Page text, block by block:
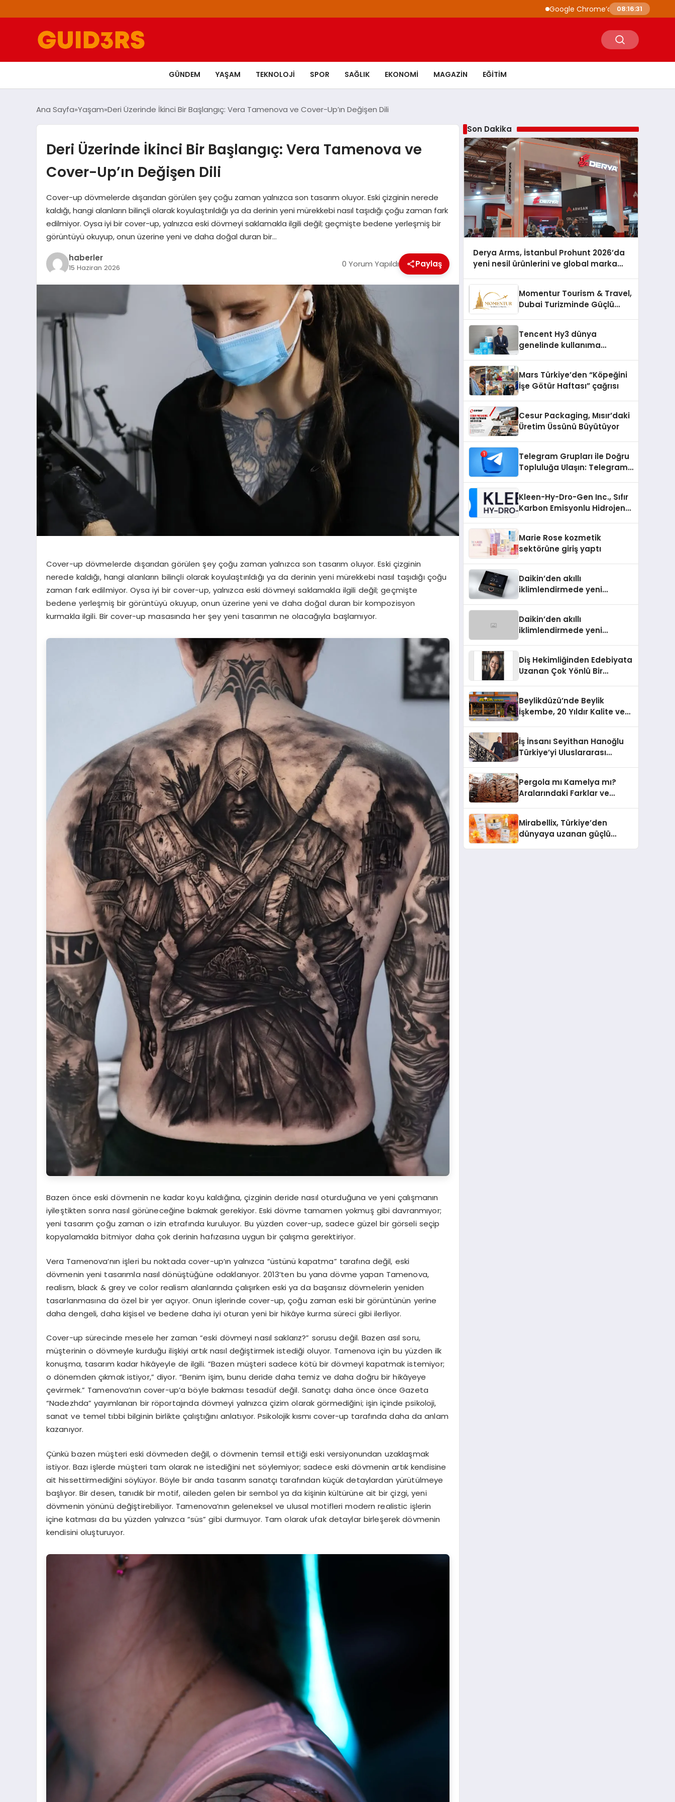
Google Chrome’a Yapay Zeka Entegrasyonu:
08:16:33
GÜNDEM YAŞAM TEKNOLOJI SPOR SAĞLIK EKONOMI MAGAZIN EĞITIM
Ana Sayfa Yaşam Deri Üzerinde İkinci Bir Başlangıç: Vera Tamenova ve Cover-Up’ın Değişen Dili
Deri Üzerinde İkinci Bir Başlangıç: Vera Tamenova ve
Cover-Up’ın Değişen Dili
Cover-up dövmelerde dışarıdan görülen şey çoğu zaman yalnızca son tasarım oluyor. Eski çizginin nerede
kaldığı, hangi alanların bilinçli olarak koyulaştırıldığı ya da derinin yeni mürekkebi nasıl taşıdığı çoğu zaman fark
edilmiyor. Oysa iyi bir cover-up, yalnızca eski dövmeyi saklamakla ilgili değil; geçmişte bedene yerleşmiş bir
görüntüyü okuyup, onun üzerine yeni ve daha doğal duran bir…
haberler
15 Haziran 2026 0 Yorum Yapıldı Paylaş
Cover-up dövmelerde dışarıdan görülen şey çoğu zaman yalnızca son tasarım oluyor. Eski çizginin
nerede kaldığı, hangi alanların bilinçli olarak koyulaştırıldığı ya da derinin yeni mürekkebi nasıl taşıdığı çoğu
zaman fark edilmiyor. Oysa iyi bir cover-up, yalnızca eski dövmeyi saklamakla ilgili değil; geçmişte
bedene yerleşmiş bir görüntüyü okuyup, onun üzerine yeni ve daha doğal duran bir kompozisyon
kurmakla ilgili. Bir cover-up masasında her şey yeni tasarımın ne olacağıyla başlamıyor.
Bazen önce eski dövmenin ne kadar koyu kaldığına, çizginin deride nasıl oturduğuna ve yeni çalışmanın
iyileştikten sonra nasıl görüneceğine bakmak gerekiyor. Eski dövme tamamen yokmuş gibi davranmıyor;
yeni tasarım çoğu zaman o izin etrafında kuruluyor. Bu yüzden cover-up, sadece güzel bir görseli seçip
kopyalamakla bitmiyor daha çok derinin hafızasına uygun bir çalışma gerektiriyor.
Vera Tamenova’nın işleri bu noktada cover-up’ın yalnızca “üstünü kapatma” tarafına değil, eski
dövmenin yeni tasarımla nasıl dönüştüğüne odaklanıyor. 2013’ten bu yana dövme yapan Tamenova,
realism, black & grey ve color realism alanlarında çalışırken eski ya da başarısız dövmelerin yeniden
tasarlanmasına da özel bir yer açıyor. Onun işlerinde cover-up, çoğu zaman eski bir görüntünün yerine
daha dengeli, daha kişisel ve bedene daha iyi oturan yeni bir hikâye kurma süreci gibi ilerliyor.
Cover-up sürecinde mesele her zaman “eski dövmeyi nasıl saklarız?” sorusu değil. Bazen asıl soru,
müşterinin o dövmeyle kurduğu ilişkiyi artık nasıl değiştirmek istediği oluyor. Tamenova için bu yüzden ilk
konuşma, tasarım kadar hikâyeyle de ilgili. “Bazen müşteri sadece kötü bir dövmeyi kapatmak istemiyor;
o dönemden çıkmak istiyor,” diyor. “Benim işim, bunu deride daha temiz ve daha doğru bir hikâyeye
çevirmek.” Tamenova’nın cover-up’a böyle bakması tesadüf değil. Sanatçı daha önce önce Gazeta
“Nadezhda” yayımlanan bir röportajında dövmeyi yalnızca çizim olarak görmediğini; işin içinde psikoloji,
sanat ve temel tıbbi bilginin birlikte çalıştığını anlatıyor. Psikolojik kısmı cover-up tarafında daha da anlam
kazanıyor.
Çünkü bazen müşteri eski dövmeden değil, o dövmenin temsil ettiği eski versiyonundan uzaklaşmak
istiyor. Bazı işlerde müşteri tam olarak ne istediğini net söylemiyor; sadece eski dövmenin artık kendisine
ait hissettirmediğini söylüyor. Böyle bir anda tasarım sanatçı tarafından küçük detaylardan yürütülmeye
başlıyor. Bir desen, tanıdık bir motif, aileden gelen bir sembol ya da kişinin kültürüne ait bir çizgi, yeni
dövmenin yönünü değiştirebiliyor. Tamenova’nın geleneksel ve ulusal motifleri modern realistic işlerin
içine katması da bu yüzden yalnızca “süs” gibi durmuyor. Tam olarak ufak detaylar birleşerek dövmenin
kendisini oluşturuyor.
Son Dakika
Derya Arms, İstanbul Prohunt 2026’da
yeni nesil ürünlerini ve global marka
Momentur Tourism & Travel,
Dubai Turizminde Güçlü
Tencent Hy3 dünya
genelinde kullanıma
Mars Türkiye’den “Köpeğini
İşe Götür Haftası” çağrısı
Cesur Packaging, Mısır’daki
Üretim Üssünü Büyütüyor
Telegram Grupları ile Doğru
Topluluğa Ulaşın: Telegram
Kleen-Hy-Dro-Gen Inc., Sıfır
Karbon Emisyonlu Hidrojen
Aldı
Marie Rose kozmetik
sektörüne giriş yaptı
Daikin’den akıllı
iklimlendirmede yeni
Daikin’den akıllı
iklimlendirmede yeni
Diş Hekimliğinden Edebiyata
Uzanan Çok Yönlü Bir
Beylikdüzü’nde Beylik
İşkembe, 20 Yıldır Kalite ve
İş İnsanı Seyithan Hanoğlu
Türkiye’yi Uluslararası
Pergola mı Kamelya mı?
Aralarındaki Farklar ve
Mirabellix, Türkiye’den
dünyaya uzanan güçlü